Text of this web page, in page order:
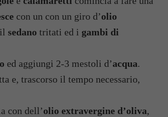
con un con un giro d’olio
sedano tritati ed i gambi di
ed aggiungi 2-3 mestoli d’acqua.
e, trascorso il tempo necessario,
con dell’olio extravergine d’oliva,